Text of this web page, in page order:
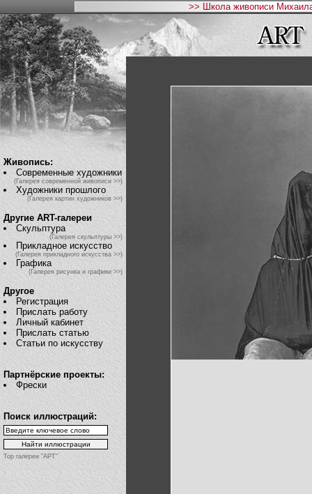
>> Школа живописи
Живопись:
Современные художники
(Галерея современной живописи >>)
Художники прошлого
(Галерея картин художников >>)
Другие ART-галереи
Скульптура
(Галерея скульптуры >>)
Прикладное искусство
(Галерея прикладного искусства >>)
Графика
(Галерея рисунка и графики >>)
Другое
Регистрация
Прислать работу
Личный кабинет
Прислать статью
Статьи по искусству
Партнёрские проекты:
Фрески
Поиск иллюстраций:
Top галереи "АРТ"